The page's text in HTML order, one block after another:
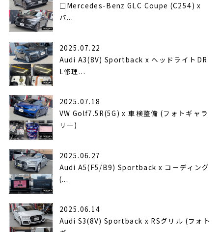
□Mercedes-Benz GLC Coupe (C254) x
パ...
2025.07.22
Audi A3(8V) Sportback x ヘッドライトDR
L修理...
2025.07.18
VW Golf7.5R(5G) x 車検整備 (フォトギャラ
リー)
2025.06.27
Audi A5(F5/B9) Sportback x コーディング
(...
2025.06.14
Audi S3(8V) Sportback x RSグリル (フォト